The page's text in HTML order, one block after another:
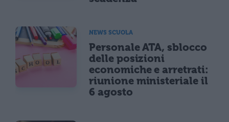
NEWS SCUOLA
Personale ATA, sblocco
delle posizioni
economiche e arretrati:
riunione ministeriale il
6 agosto